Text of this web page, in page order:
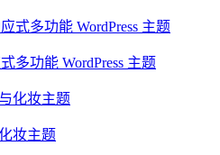
多功能 WordPress 主题
妆主题